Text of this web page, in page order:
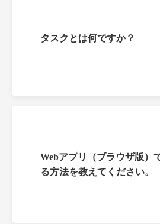
タスクとは何ですか？
Webアプリ（ブラウザ版）
る方法を教えてください。